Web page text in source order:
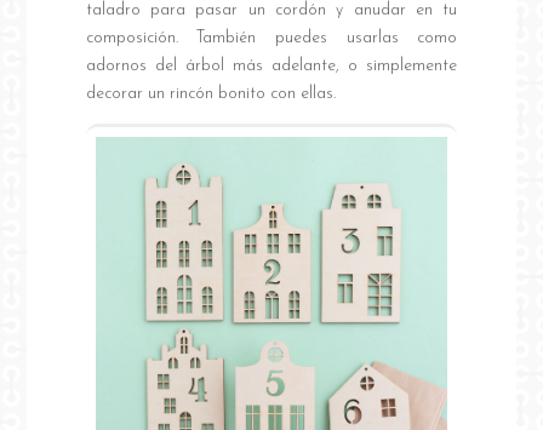
taladro para pasar un cordón y anudar en tu
composición. También puedes usarlas como
adornos del árbol más adelante, o simplemente
decorar un rincón bonito con ellas.